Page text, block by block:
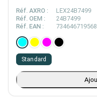
Réf. AXRO :
LEX24B7499
Réf. OEM :
24B7499
Réf. EAN :
Standard